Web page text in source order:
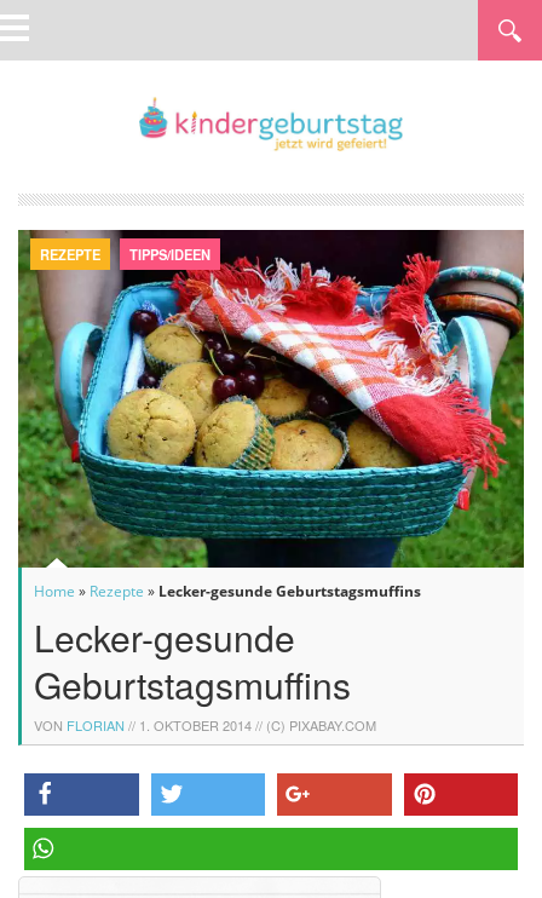
REZEPTE TIPPS/IDEEN
Home » Rezepte » Lecker-gesunde Geburtstagsmuffins
Lecker-gesunde
Geburtstagsmuffins
VON FLORIAN // 1. OKTOBER 2014// (C) PIXABAY.COM
teilen